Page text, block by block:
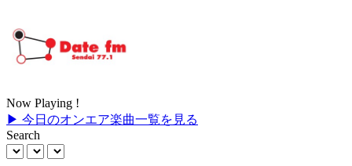
Now Playing !
▶ 今日のオンエア楽曲一覧を見る
Search